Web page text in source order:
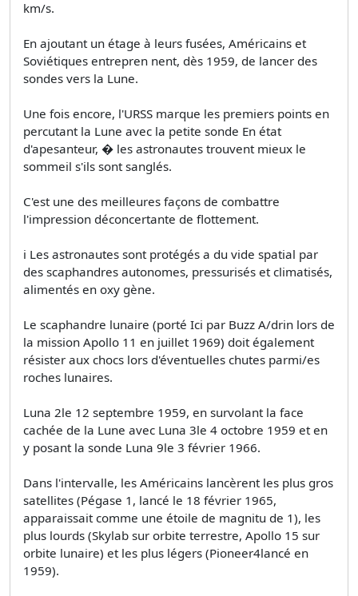
km/s.
En ajoutant un étage à leurs fusées, Américains et
Soviétiques entrepren­ nent, dès 1959, de lancer des
sondes vers la Lune.
Une fois encore, l'URSS marque les premiers points en
percutant la Lune avec la petite sonde En état
d'apesanteur, � les astronautes trouvent mieux le
sommeil s'ils sont sanglés.
C'est une des meilleures façons de combattre
l'impression déconcertante de flottement.
i Les astronautes sont protégés a du vide spatial par
des scaphandres autonomes, pressurisés et climatisés,
alimentés en oxy gène.
Le scaphandre lunaire (porté Ici par Buzz A/drin lors de
la mission Apollo 11 en juillet 1969) doit également
résister aux chocs lors d'éventuelles chutes parmi/es
roches lunaires.
Luna 2le 12 septembre 1959, en survolant la face
cachée de la Lune avec Luna 3le 4 octobre 1959 et en
y posant la sonde Luna 9le 3 février 1966.
Dans l'intervalle, les Américains lancèrent les plus gros
satellites (Pégase 1, lancé le 18 février 1965,
apparaissait comme une étoile de magnitu­ de 1), les
plus lourds (Skylab sur orbite terrestre, Apollo 15 sur
orbite lunaire) et les plus légers (Pioneer4lancé en
1959).